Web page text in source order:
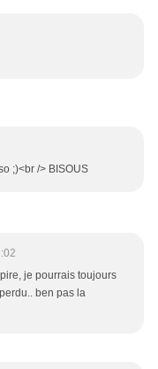
;)<br /> BISOUS
je pourrais toujours
ben pas la